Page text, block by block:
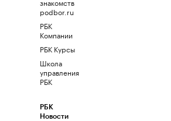
знакомств
podbor.ru
РБК
Компании
РБК Курсы
Школа
управления
РБК
РБК
Новости